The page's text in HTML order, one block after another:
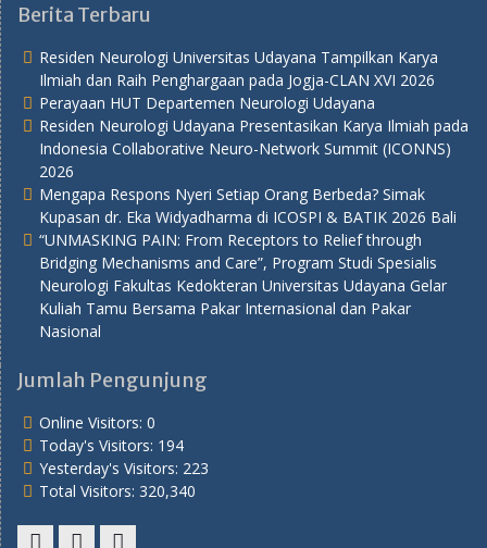
Berita Terbaru
Residen Neurologi Universitas Udayana Tampilkan Karya
Ilmiah dan Raih Penghargaan pada Jogja-CLAN XVI 2026
Perayaan HUT Departemen Neurologi Udayana
Residen Neurologi Udayana Presentasikan Karya Ilmiah pada
Indonesia Collaborative Neuro-Network Summit (ICONNS)
2026
Mengapa Respons Nyeri Setiap Orang Berbeda? Simak
Kupasan dr. Eka Widyadharma di ICOSPI & BATIK 2026 Bali
“UNMASKING PAIN: From Receptors to Relief through
Bridging Mechanisms and Care”, Program Studi Spesialis
Neurologi Fakultas Kedokteran Universitas Udayana Gelar
Kuliah Tamu Bersama Pakar Internasional dan Pakar
Nasional
Jumlah Pengunjung
Online Visitors: 0
Today's Visitors: 194
Yesterday's Visitors: 223
Total Visitors: 320,340